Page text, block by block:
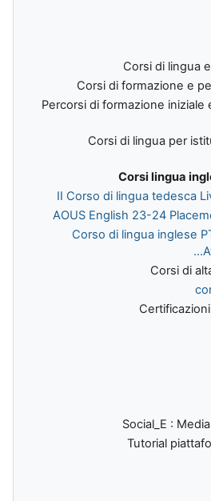
Corsi di lingua
Corsi di formazione e
Percorsi di formazione iniziale
Corsi di lingua per
Corsi lingua
II Corso di lingua tedesca
AOUS English 23-24
Corso di lingua inglese
Corsi di
Social_E :
Tutorial